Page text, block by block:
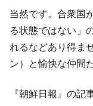
『Money1』
【
ン』1人当たり賠
『Money1』 韓
『Money1』
韓
『Money1』
【
当然です。合衆国
る状態ではない」
れるなどあり得ま
ン）と愉快な仲間
『朝鮮日報』の記